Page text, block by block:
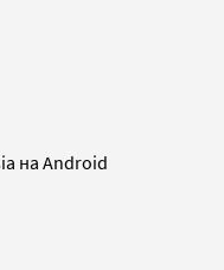
на Android